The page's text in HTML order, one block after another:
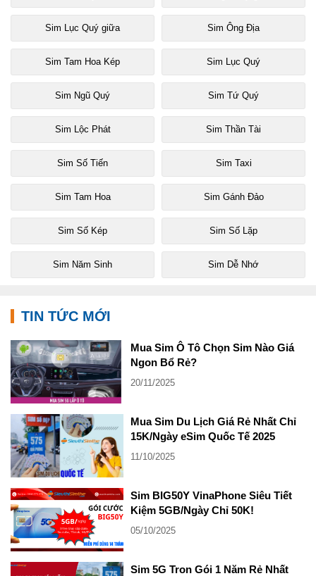
Sim Lục Quý giữa Sim Ông Địa
Sim Tam Hoa Kép Sim Lục Quý
Sim Ngũ Quý Sim Tứ Quý
Sim Lộc Phát Sim Thần Tài
Sim Số Tiến Sim Taxi
Sim Tam Hoa Sim Gánh Đảo
Sim Số Kép Sim Số Lặp
Sim Năm Sinh Sim Dễ Nhớ
TIN TỨC MỚI
Mua Sim Ô Tô Chọn Sim Nào Giá
Ngon Bổ Rẻ?
20/11/2025
Mua Sim Du Lịch Giá Rẻ Nhất Chỉ
15K/Ngày eSim Quốc Tế 2025
11/10/2025
Sim BIG50Y VinaPhone Siêu Tiết
Kiệm 5GB/Ngày Chỉ 50K!
05/10/2025
Sim 5G Tron Gói 1 Năm Rẻ Nhất